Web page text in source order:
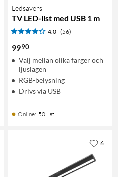
Ledsavers
TV LED-list med USB 1 m
4.0 (56)
9990
Välj mellan olika färger och
ljuslägen
RGB-belysning
Drivs via USB
Online: 50+ st
6